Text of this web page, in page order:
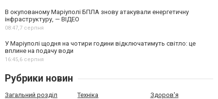
В окупованому Маріуполі БПЛА знову атакували енергетичну
інфраструктуру, — ВІДЕО
08:47,7 серпня
У Маріуполі щодня на чотири години відключатимуть світло: це
вплине на подачу води
16:45,6 серпня
Рубрики новин
Загальний розділ Техніка Здоров'я